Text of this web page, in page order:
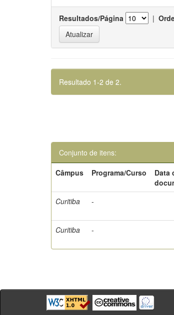
Resultados/Página |
Resultado 1-2 de 2.
Conjunto de itens:
Câmpus
Programa/Curso
Data
Curitiba -
Curitiba
-